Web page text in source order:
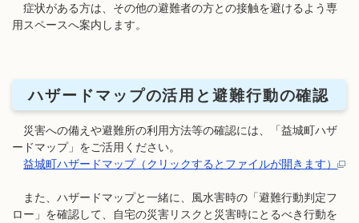
症状がある方は、その他の避難者の方との接触を避けるよう専
用スペースへ案内します。
ハザードマップの活用と避難行動の確認
災害への備えや避難所の利用方法等の確認には、「益城町ハザ
ードマップ」をご活用ください。
益城町ハザードマップ（クリックするとファイルが開きます）
また、ハザードマップと一緒に、風水害時の「避難行動判定フ
ロー」を確認して、自宅の災害リスクと災害時にとるべき行動を